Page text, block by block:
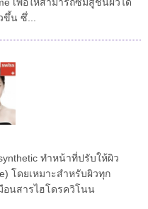
น ซึ่...
ทำหน้าที่ปรับให้ผิว
โดยเหมาะสำหรับผิวทุก
อนสารไฮโดรควิโนน